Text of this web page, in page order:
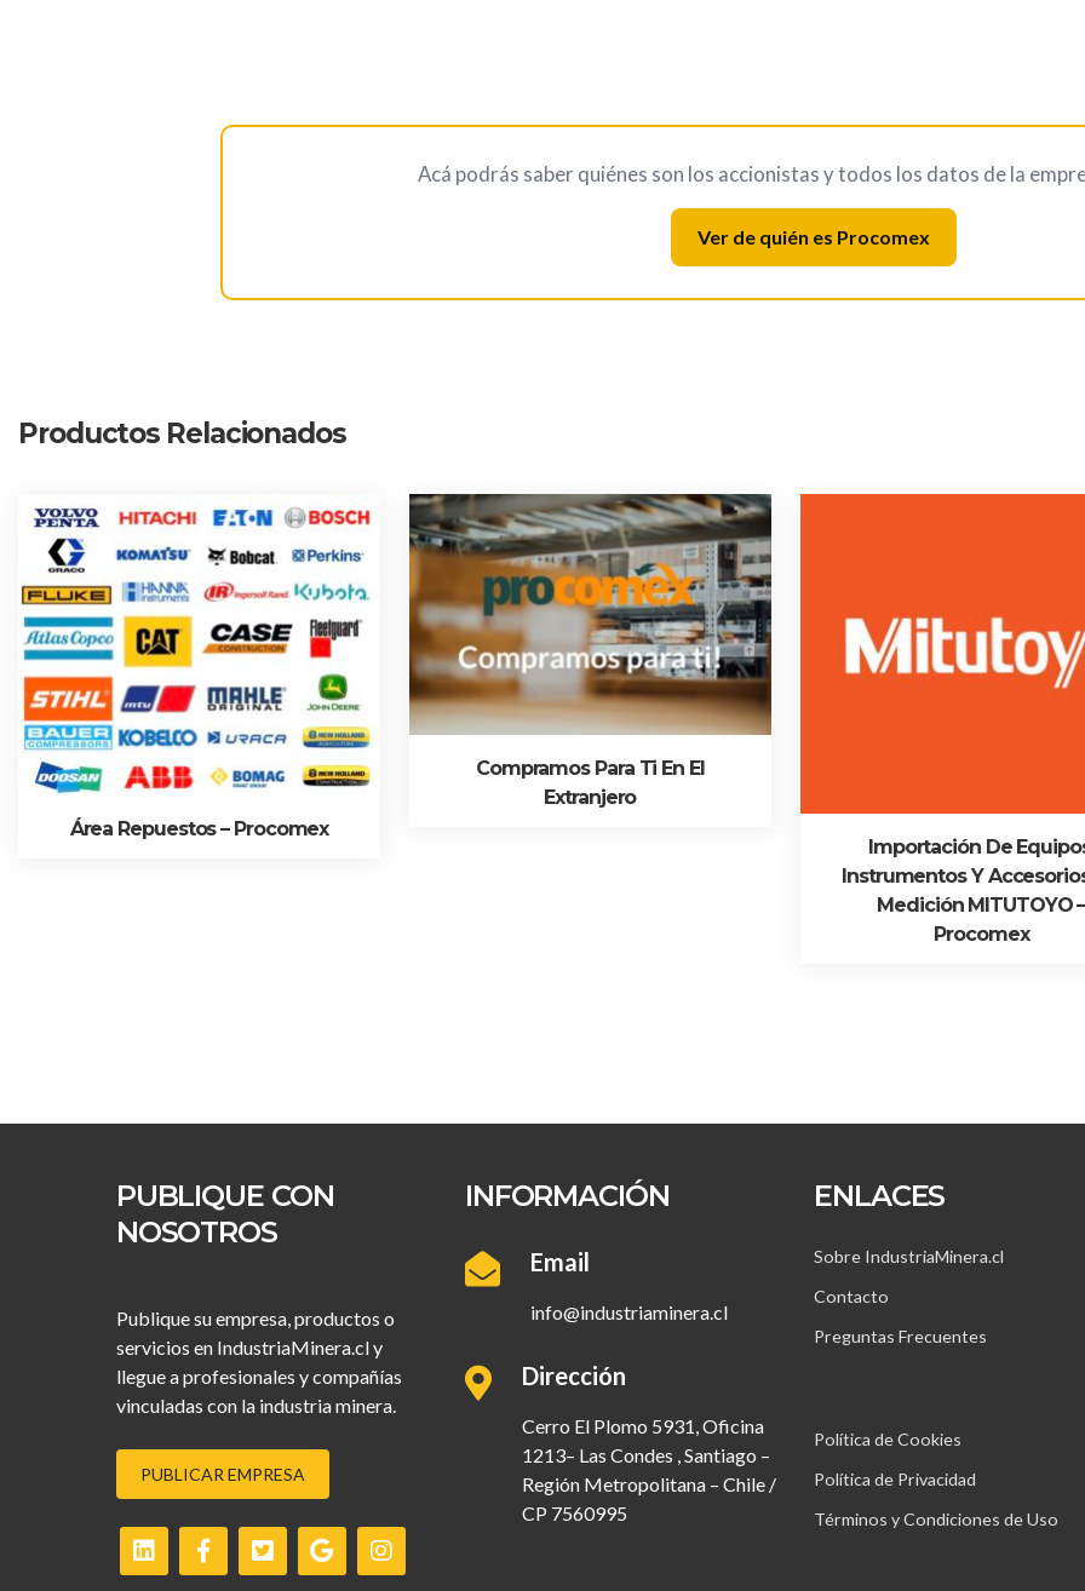
Acá podrás saber quiénes son los accionistas y todos los datos de la
Ver de quién es Procomex
Productos Relacionados
Área Repuestos – Procomex
Compramos Para Ti En El
Extranjero
Importación De
Instrumentos Y
Medición MITUTOYO –
Procomex
PUBLIQUE CON
NOSOTROS
Publique su empresa, productos o
servicios en IndustriaMinera.cl y
llegue a profesionales y compañías
vinculadas con la industria minera.
PUBLICAR EMPRESA
INFORMACIÓN
Email
info@industriaminera.cl
Dirección
Cerro El Plomo 5931, Oficina
1213– Las Condes , Santiago –
Región Metropolitana – Chile /
CP 7560995
ENLACES
Sobre IndustriaMinera.cl
Contacto
Preguntas Frecuentes
Política de Cookies
Política de Privacidad
Términos y Condiciones de Uso